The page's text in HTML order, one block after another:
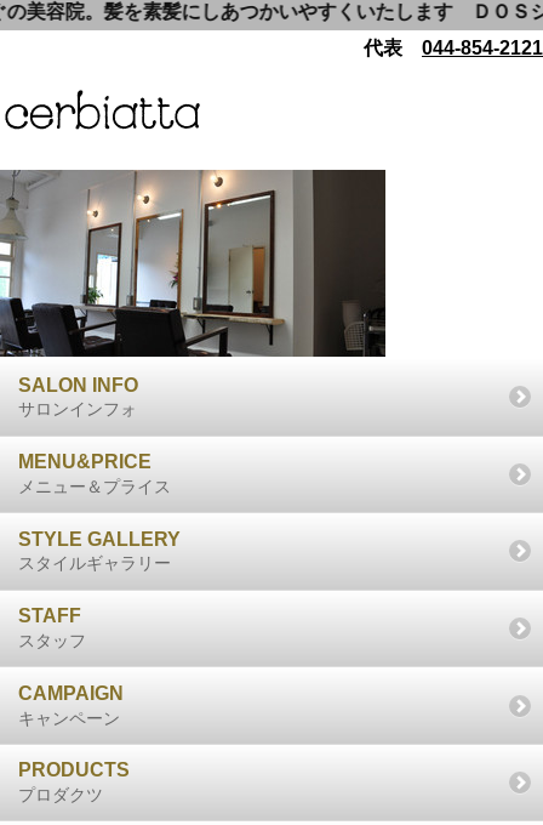
美容院。髪を素髪にしあつかいやすくいたします ＤＯＳシ
代表 044-854-2121
SALON INFO
サロンインフォ
MENU&PRICE
メニュー＆プライス
STYLE GALLERY
スタイルギャラリー
STAFF
スタッフ
CAMPAIGN
キャンペーン
PRODUCTS
プロダクツ